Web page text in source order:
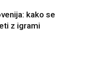
kako se
z igrami